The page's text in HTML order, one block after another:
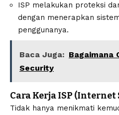
ISP melakukan proteksi
dengan menerapkan
penggunanya.
Baca Juga: Bagaimana
Security
Cara Kerja ISP
Tidak hanya menikmati